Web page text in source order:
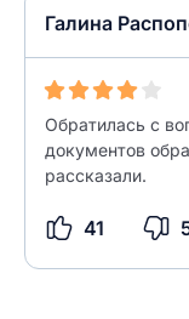
Галина
Обратилась с
документов
рассказали.
41